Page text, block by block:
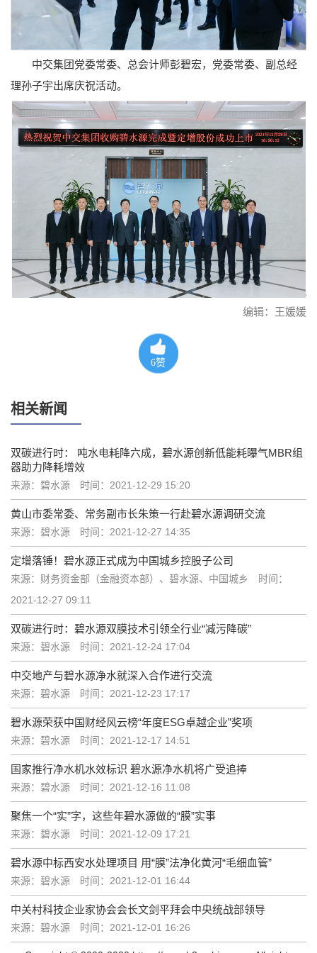
中交集团党委常委、总会计师彭碧宏，党委常委、副总经
理孙子宇出席庆祝活动。
编辑：王媛媛
6赞
相关新闻
双碳进行时： 吨水电耗降六成，碧水源创新低能耗曝气MBR组
器助力降耗增效
来源：碧水源 时间：2021-12-29 15:20
黄山市委常委、常务副市长朱策一行赴碧水源调研交流
来源：碧水源 时间：2021-12-27 14:35
定增落锤！碧水源正式成为中国城乡控股子公司
来源：财务资金部（金融资本部）、碧水源、中国城乡
时间：
2021-12-27 09:11
双碳进行时：碧水源双膜技术引领全行业“减污降碳”
来源：碧水源 时间：2021-12-24 17:04
中交地产与碧水源净水就深入合作进行交流
来源：碧水源 时间：2021-12-23 17:17
碧水源荣获中国财经风云榜“年度ESG卓越企业”奖项
来源：碧水源 时间：2021-12-17 14:51
国家推行净水机水效标识 碧水源净水机将广受追捧
来源：碧水源 时间：2021-12-16 11:08
聚焦一个“实”字，这些年碧水源做的“膜”实事
来源：碧水源 时间：2021-12-09 17:21
碧水源中标西安水处理项目 用“膜”法净化黄河“毛细血管”
来源：碧水源 时间：2021-12-01 16:44
中关村科技企业家协会会长文剑平拜会中央统战部领导
来源：碧水源 时间：2021-12-01 16:26